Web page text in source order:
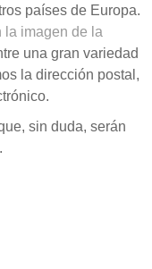
países de Europa.
la imagen de la
una gran variedad
la dirección postal,
sin duda, serán